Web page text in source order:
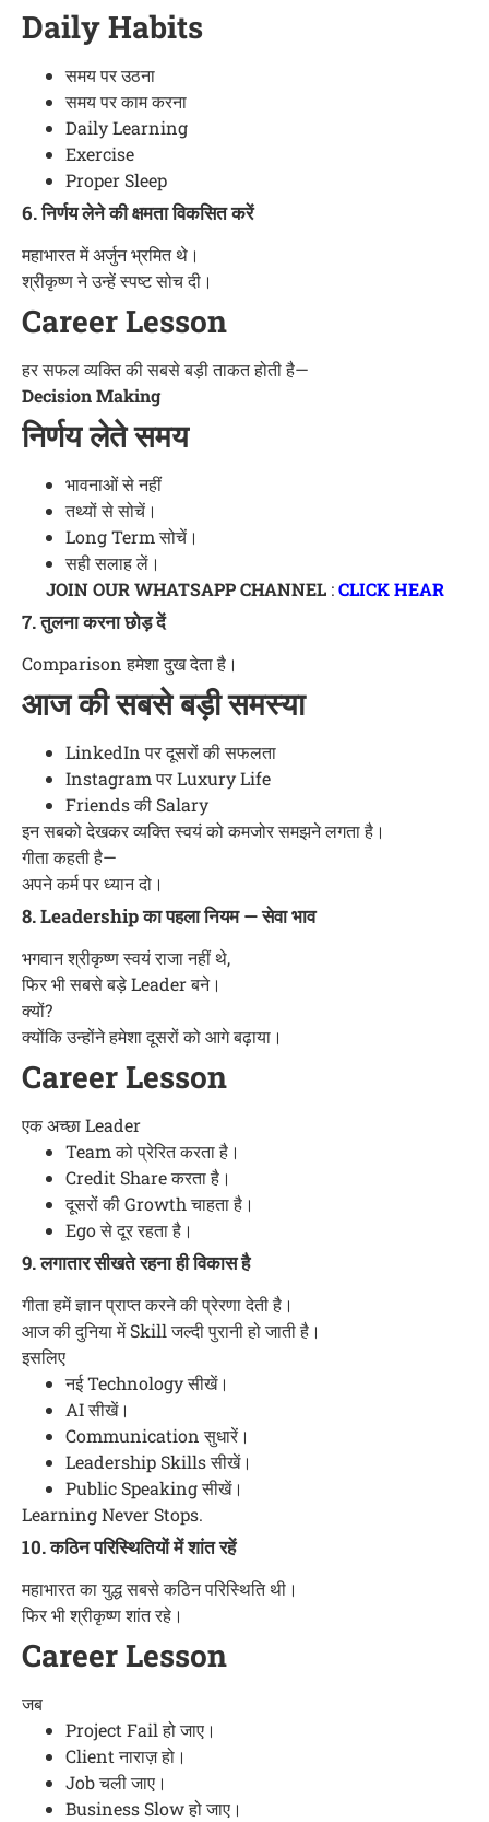
Daily Habits
समय पर उठना
समय पर काम करना
Daily Learning
Exercise
Proper Sleep
6. निर्णय लेने की क्षमता विकसित करें
महाभारत में अर्जुन भ्रमित थे।
श्रीकृष्ण ने उन्हें स्पष्ट सोच दी।
Career Lesson
हर सफल व्यक्ति की सबसे बड़ी ताकत होती है—
Decision Making
निर्णय लेते समय
भावनाओं से नहीं
तथ्यों से सोचें।
Long Term सोचें।
सही सलाह लें।
JOIN OUR WHATSAPP CHANNEL:CLICK HEAR
7. तुलना करना छोड़ दें
Comparison हमेशा दुख देता है।
आज की सबसे बड़ी समस्या
LinkedIn पर दूसरों की सफलता
Instagram पर Luxury Life
Friends की Salary
इन सबको देखकर व्यक्ति स्वयं को कमजोर समझने लगता है।
गीता कहती है—
अपने कर्म पर ध्यान दो।
8. Leadership का पहला नियम — सेवा भाव
भगवान श्रीकृष्ण स्वयं राजा नहीं थे,
फिर भी सबसे बड़े Leader बने।
क्यों?
क्योंकि उन्होंने हमेशा दूसरों को आगे बढ़ाया।
Career Lesson
एक अच्छा Leader
Team को प्रेरित करता है।
Credit Share करता है।
दूसरों की Growth चाहता है।
Ego से दूर रहता है।
9. लगातार सीखते रहना ही विकास है
गीता हमें ज्ञान प्राप्त करने की प्रेरणा देती है।
आज की दुनिया में Skill जल्दी पुरानी हो जाती है।
इसलिए
नई Technology सीखें।
AI सीखें।
Communication सुधारें।
Leadership Skills सीखें।
Public Speaking सीखें।
Learning Never Stops.
10. कठिन परिस्थितियों में शांत रहें
महाभारत का युद्ध सबसे कठिन परिस्थिति थी।
फिर भी श्रीकृष्ण शांत रहे।
Career Lesson
जब
Project Fail हो जाए।
Client नाराज़ हो।
Job चली जाए।
Business Slow हो जाए।